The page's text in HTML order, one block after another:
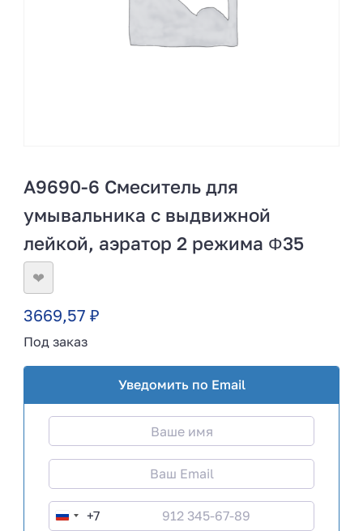
A9690-6 Смеситель для
умывальника с выдвижной
лейкой, аэратор 2 режима Φ35
❤
3669,57 ₽
Под заказ
Уведомить по Email
R
+7